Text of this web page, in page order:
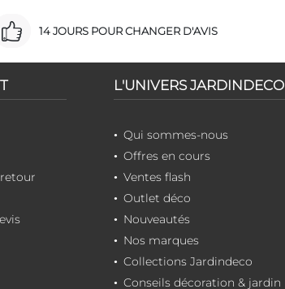
14 JOURS POUR CHANGER D'AVIS
L'UNIVERS JARDINDECO
Qui sommes-nous
Offres en cours
Ventes flash
Outlet déco
Nouveautés
Nos marques
Collections Jardindeco
Conseils décoration & jardin